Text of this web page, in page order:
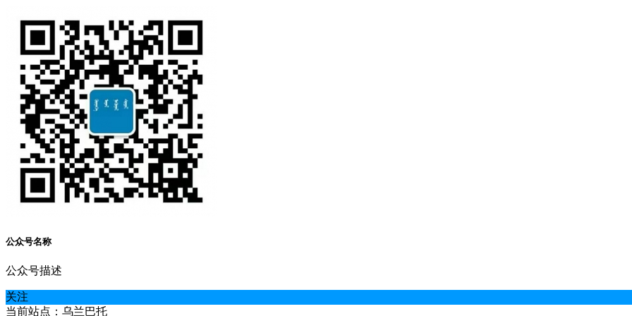
公众号名称
公众号描述
关注
当前站点：乌兰巴托